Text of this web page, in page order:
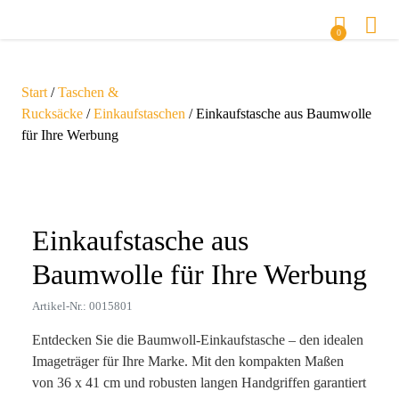
0
Start /Taschen &
Rucksäcke /Einkaufstaschen / Einkaufstasche aus Baumwolle
für Ihre Werbung
Einkaufstasche aus
Baumwolle für Ihre Werbung
Artikel-Nr.: 0015801
Entdecken Sie die Baumwoll-Einkaufstasche – den idealen
Imageträger für Ihre Marke. Mit den kompakten Maßen
von 36 x 41 cm und robusten langen Handgriffen garantiert